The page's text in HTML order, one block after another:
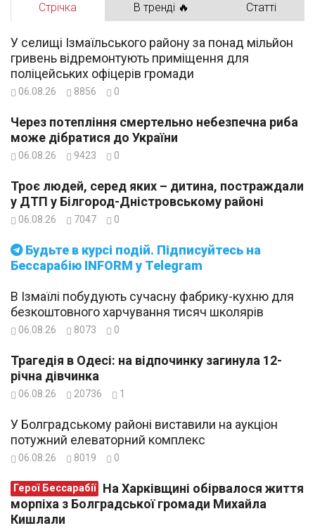
Стрічка В тренді 🔥 Статті
Будьте в курсі подій. Підписуйтесь на
Бессарабію INFORM у Telegram
У селищі Ізмаїльського району за понад мільйон
гривень відремонтують приміщення для
поліцейських офіцерів громади
06.08.26 8856 0
Через потепління смертельно небезпечна риба
може дібратися до України
06.08.26 9423 0
Троє людей, серед яких – дитина, постраждали
у ДТП у Білгород-Дністровському районі
06.08.26 7047 0
В Ізмаїлі побудують сучасну фабрику-кухню для
безкоштовного харчування тисяч школярів
06.08.26 8073 0
Трагедія в Одесі: на відпочинку загинула 12-
річна дівчинка
06.08.26 20736 1
У Болградському районі виставили на аукціон
потужний елеваторний комплекс
06.08.26 8019 0
Герої Бессарабії
морпіха з Болградської громади Михайла
Кишлали